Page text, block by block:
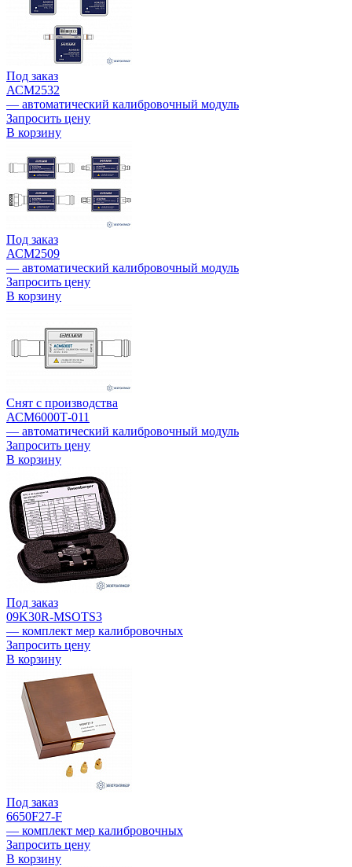
Под заказ
АСМ2532
— автоматический калибровочный модуль
Запросить цену
В корзину
Под заказ
АСМ2509
— автоматический калибровочный модуль
Запросить цену
В корзину
Снят с производства
АСМ6000Т-011
— автоматический калибровочный модуль
Запросить цену
В корзину
Под заказ
09K30R-MSOTS3
— комплект мер калибровочных
Запросить цену
В корзину
Под заказ
6650F27-F
— комплект мер калибровочных
Запросить цену
В корзину